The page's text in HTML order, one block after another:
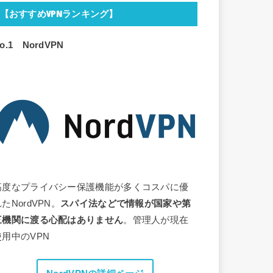
【おすすめVPNランキング】
NordVPN
度なプライバシー保護機能が多くコスパに優
NordVPN。
スパイ法などで情報が国家や第
機関に渡る心配はありません。管理人が現在
用中のVPN